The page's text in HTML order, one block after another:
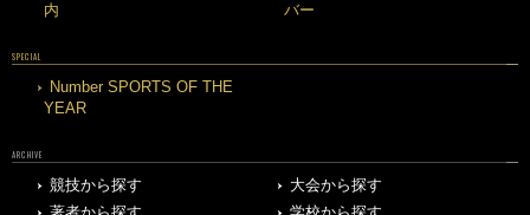
内
バー
SPECIAL
Number SPORTS OF THE
YEAR
ARCHIVE
競技から探す
大会から探す